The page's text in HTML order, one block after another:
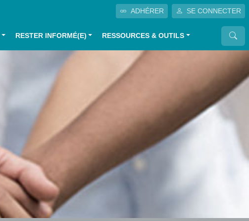
ADHÉRER SE CONNECTER
RESTER INFORMÉ(E) RESSOURCES & OUTILS